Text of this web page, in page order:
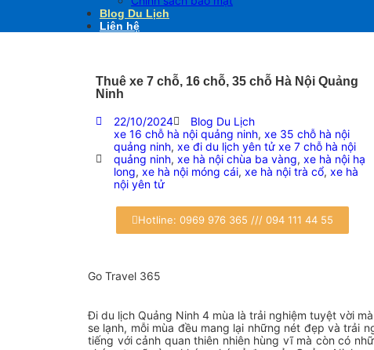
Blog Du Lịch
Liên hệ
Thuê xe 7 chỗ, 16 chỗ, 35 chỗ Hà Nội Quảng
Ninh
22/10/2024
Blog Du Lịch
xe 16 chỗ hà nội quảng ninh, xe 35 chỗ hà nội
quảng ninh, xe đi du lịch yên tử xe 7 chỗ hà nội
quảng ninh, xe hà nội chùa ba vàng, xe hà nội hạ
long, xe hà nội móng cái, xe hà nội trà cổ, xe hà
nội yên tử
Hotline: 0969 976 365 /// 094 111 44 55
Go Travel 365
Đi du lịch Quảng Ninh 4 mùa là trải nghiệm tuyệt vời
se lạnh, mỗi mùa đều mang lại những nét đẹp và trải
tiếng với cảnh quan thiên nhiên hùng vĩ mà còn có